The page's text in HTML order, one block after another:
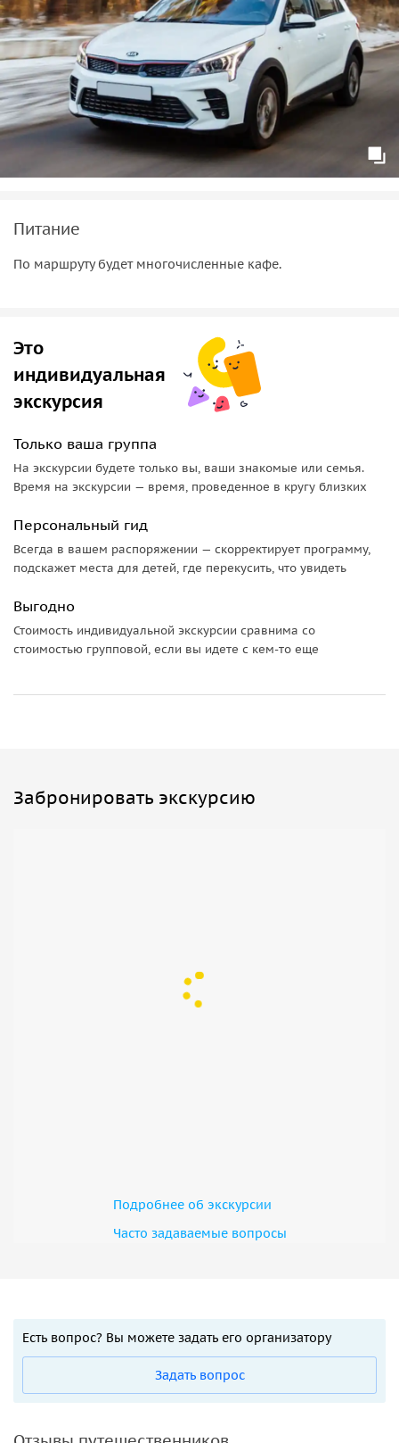
Питание
По маршруту будет многочисленные кафе.
Это
индивидуальная
экскурсия
Только ваша группа
На экскурсии будете только вы, ваши знакомые или семья.
Время на экскурсии — время, проведенное в кругу близких
Персональный гид
Всегда в вашем распоряжении — скорректирует программу,
подскажет места для детей, где перекусить, что увидеть
Выгодно
Стоимость индивидуальной экскурсии сравнима со
стоимостью групповой, если вы идете с кем-то еще
Забронировать экскурсию
Подробнее об экскурсии
Часто задаваемые вопросы
Есть вопрос? Вы можете задать его организатору
Задать вопрос